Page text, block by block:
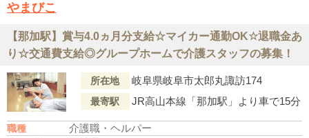
やまびこ
【那加駅】賞与4.0ヵ月分支給☆マイカー通勤OK☆退職金あ
り☆交通費支給◎グループホームで介護スタッフの募集！
所在地 岐阜県岐阜市太郎丸諏訪174
最寄駅 JR高山本線「那加駅」より車で15分
職種 介護職・ヘルパー